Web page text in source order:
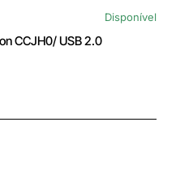
Disponível
CCJH0/ USB 2.0